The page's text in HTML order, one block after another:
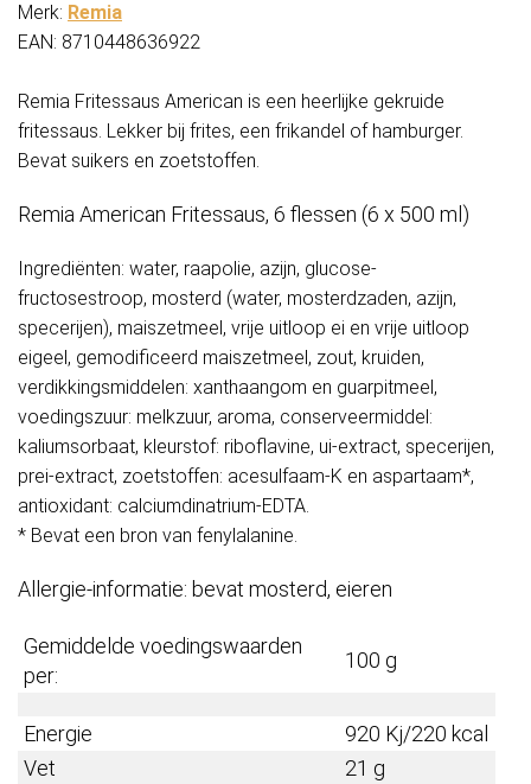
Merk: Remia
EAN: 8710448636922
Remia Fritessaus American is een heerlijke gekruide
fritessaus. Lekker bij frites, een frikandel of hamburger.
Bevat suikers en zoetstoffen.
Remia American Fritessaus, 6 flessen (6 x 500 ml)
Ingrediënten: water, raapolie, azijn, glucose-
fructosestroop, mosterd (water, mosterdzaden, azijn,
specerijen), maiszetmeel, vrije uitloop ei en vrije uitloop
eigeel, gemodificeerd maiszetmeel, zout, kruiden,
verdikkingsmiddelen: xanthaangom en guarpitmeel,
voedingszuur: melkzuur, aroma, conserveermiddel:
kaliumsorbaat, kleurstof: riboflavine, ui-extract, specerijen,
prei-extract, zoetstoffen: acesulfaam-K en aspartaam*,
antioxidant: calciumdinatrium-EDTA.
* Bevat een bron van fenylalanine.
Allergie-informatie: bevat mosterd, eieren
Gemiddelde voedingswaarden
per:
100 g
Energie
920 Kj/220 kcal
Vet
21 g